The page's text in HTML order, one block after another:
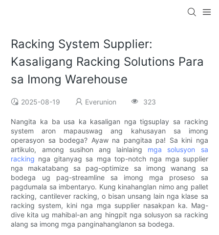
Racking System Supplier:
Kasaligang Racking Solutions Para
sa Imong Warehouse
2025-08-19 Everunion 323
Nangita ka ba usa ka kasaligan nga tigsuplay sa racking
system aron mapauswag ang kahusayan sa imong
operasyon sa bodega? Ayaw na pangitaa pa! Sa kini nga
artikulo, among susihon ang lainlaing mga solusyon sa
racking nga gitanyag sa mga top-notch nga mga supplier
nga makatabang sa pag-optimize sa imong wanang sa
bodega ug pag-streamline sa imong mga proseso sa
pagdumala sa imbentaryo. Kung kinahanglan nimo ang pallet
racking, cantilever racking, o bisan unsang lain nga klase sa
racking system, kini nga mga supplier nasakpan ka. Mag-
dive kita ug mahibal-an ang hingpit nga solusyon sa racking
alang sa imong mga panginahanglanon sa bodega.